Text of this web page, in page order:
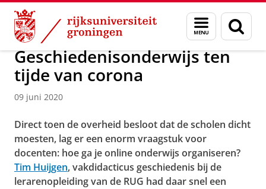
Skip
Content
Skip
Navigation
Menu
en
zoeken
Over ons Actueel Nieuws Nieuwsberichten
Geschiedenisonderwijs ten
tijde van corona
09 juni 2020
Direct toen de overheid besloot dat de scholen dicht
moesten, lag er een enorm vraagstuk voor
docenten: hoe ga je online onderwijs organiseren?
Tim Huijgen, vakdidacticus geschiedenis bij de
lerarenopleiding van de RUG had daar snel een